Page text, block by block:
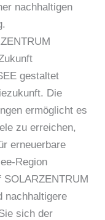
nachhaltigen
gestaltet
Die
ermöglicht es
zu erreichen,
erneuerbare
Region
nachhaltigere
sich der